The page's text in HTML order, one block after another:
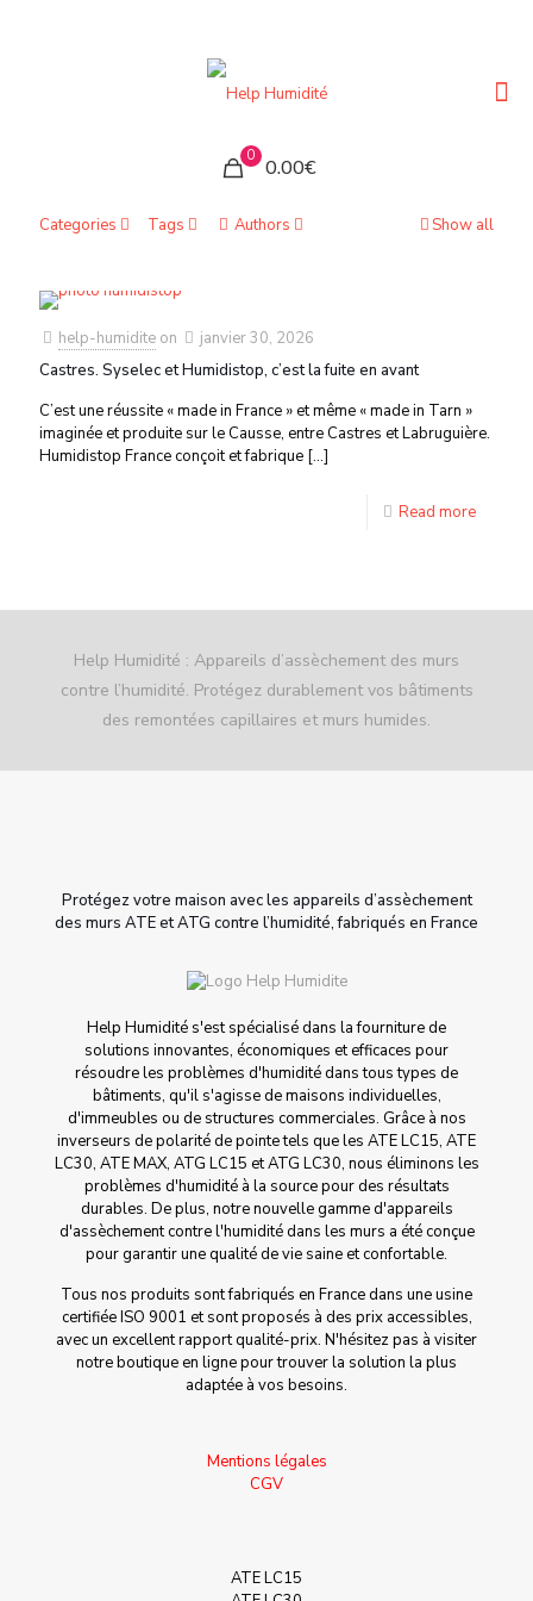
0 0.00€
Categories Tags Authors Show all
help-humidite on
janvier 30, 2026
Castres. Syselec et Humidistop, c’est la fuite en avant
C’est une réussite « made in France » et même « made in Tarn »
imaginée et produite sur le Causse, entre Castres et Labruguière.
Humidistop France conçoit et fabrique […]
Read more
Help Humidité : Appareils d’assèchement des murs
contre l’humidité. Protégez durablement vos bâtiments
des remontées capillaires et murs humides.
Protégez votre maison avec les appareils d’assèchement
des murs ATE et ATG contre l’humidité, fabriqués en France
Help Humidité s'est spécialisé dans la fourniture de
solutions innovantes, économiques et efficaces pour
résoudre les problèmes d'humidité dans tous types de
bâtiments, qu'il s'agisse de maisons individuelles,
d'immeubles ou de structures commerciales. Grâce à nos
inverseurs de polarité de pointe tels que les ATE LC15, ATE
LC30, ATE MAX, ATG LC15 et ATG LC30, nous éliminons les
problèmes d'humidité à la source pour des résultats
durables. De plus, notre nouvelle gamme d'appareils
d'assèchement contre l'humidité dans les murs a été conçue
pour garantir une qualité de vie saine et confortable.
Tous nos produits sont fabriqués en France dans une usine
certifiée ISO 9001 et sont proposés à des prix accessibles,
avec un excellent rapport qualité-prix. N'hésitez pas à visiter
notre boutique en ligne pour trouver la solution la plus
adaptée à vos besoins.
Mentions légales
CGV
ATE LC15